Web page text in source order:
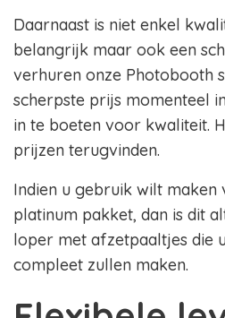
Daarnaast is niet enkel
belangrijk maar ook een
verhuren onze Photobooth
scherpste prijs momenteel
in te boeten voor kwaliteit.
prijzen terugvinden.
Indien u gebruik wilt maken
platinum pakket, dan is dit
loper met afzetpaaltjes die
compleet zullen maken.